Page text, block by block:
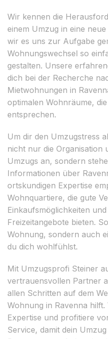
Wir kennen die
einem Umzug in eine
wir es uns zur Aufgabe
Wohnungswechsel so
gestalten. Unsere
dich bei der Recherche
Mietwohnungen in
optimalen Wohnräume,
entsprechen.
Um dir den Umzugstress
nicht nur die Organisation
Umzugs an, sondern
Informationen über
ortskundigen Expertise
Wohnquartiere, die gute
Einkaufsmöglichkeiten
Freizeitangebote bieten.
Wohnung, sondern auch
du dich wohlfühlst.
Mit Umzugsprofi Steiner
vertrauensvollen Partner
allen Schritten auf dem
Wohnung in Ravenna
Expertise und profitiere
Service, damit dein